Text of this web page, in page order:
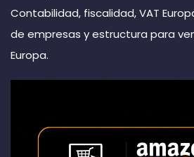
Contabilidad, fiscalidad, VAT
de empresas y estructura para
Europa.